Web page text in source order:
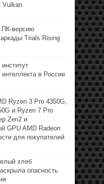
Vulkan
ПК-версию
Trials Rising
интеллекта в России
Ryzen 3 Pro 4350G,
и Ryzen 7 Pro
Zen2 и
GPU AMD Radeon
для покупателей
хлеб
опасность